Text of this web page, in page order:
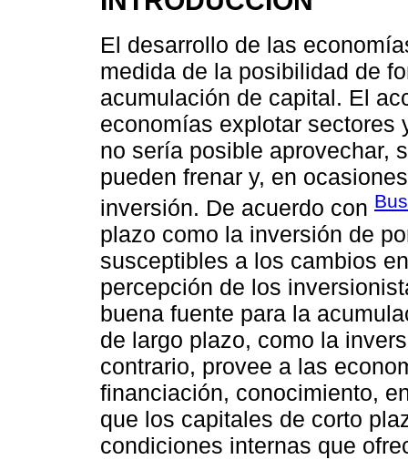
El desarrollo de las
medida de la posibilidad de
acumulación de capital. El
economías explotar sectores
no sería posible aprovechar,
pueden frenar y, en
inversión. De acuerdo con
plazo como la inversión de
susceptibles a los cambios
percepción de los
buena fuente para la
de largo plazo, como la
contrario, provee a las
financiación, conocimiento,
que los capitales de corto
condiciones internas que